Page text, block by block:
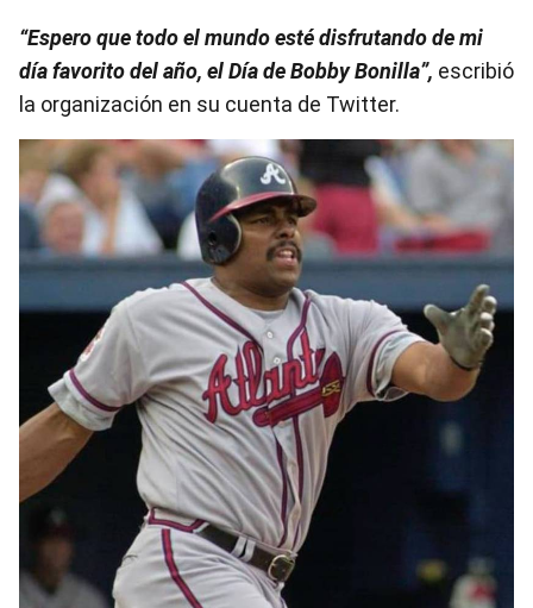
“Espero que todo el mundo esté disfrutando de mi
día favorito del año, el Día de Bobby Bonilla”, escribió
la organización en su cuenta de Twitter.